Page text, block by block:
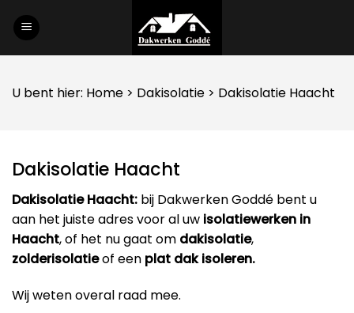
U bent hier: Home > Dakisolatie > Dakisolatie Haacht
Dakisolatie Haacht
Dakisolatie Haacht: bij Dakwerken Goddé bent u
aan het juiste adres voor al uw isolatiewerken in
Haacht, of het nu gaat om dakisolatie,
zolderisolatieof een plat dak isoleren.
Wij weten overal raad mee.